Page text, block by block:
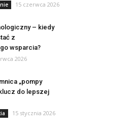
15 czerwca 2026
– kiedy
z
wsparcia?
2026
„pompy
do lepszej
15 stycznia 2026